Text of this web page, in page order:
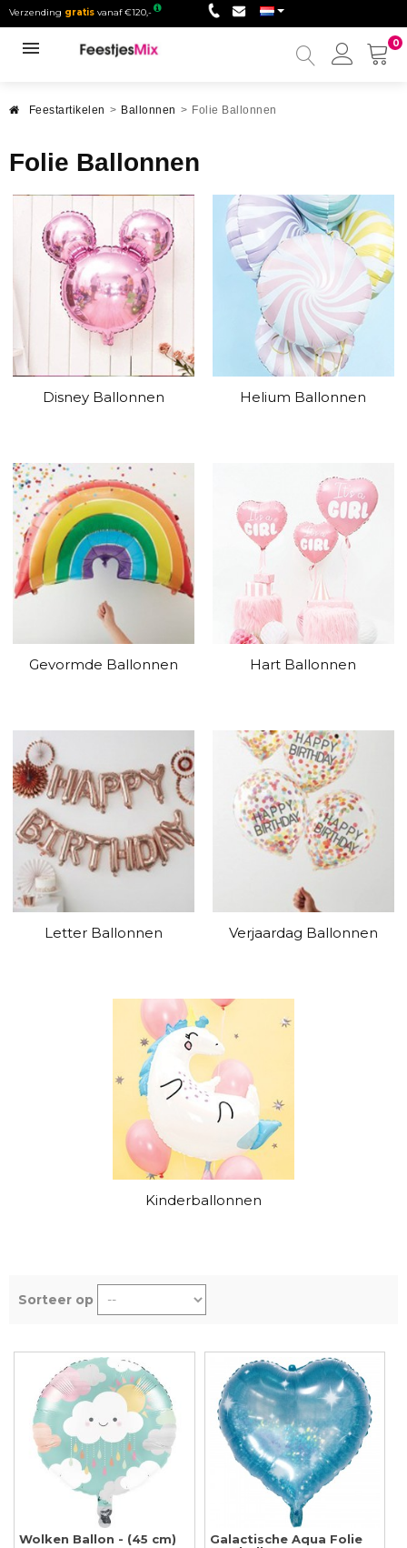
Verzending gratis vanaf €120,-
0
Mijn
Feestartikelen > Ballonnen > Folie Ballonnen
Folie Ballonnen
Disney Ballonnen Helium Ballonnen
Gevormde Ballonnen Hart Ballonnen
Letter Ballonnen Verjaardag Ballonnen
Kinderballonnen
Sorteer op
Wolken Ballon - (45 cm)
Galactische Aqua Folie